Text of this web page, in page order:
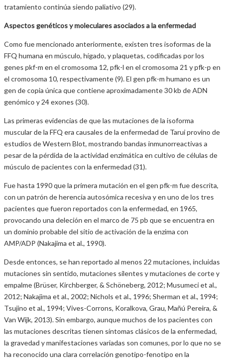
tratamiento continúa siendo paliativo (29).
Aspectos genéticos y moleculares asociados a la enfermedad
Como fue mencionado anteriormente, existen tres isoformas de la
FFQ humana en músculo, hígado, y plaquetas, codificadas por los
genes pkf-m en el cromosoma 12, pfk-l en el cromosoma 21 y pfk-p en
el cromosoma 10, respectivamente (9). El gen pfk-m humano es un
gen de copia única que contiene aproximadamente 30 kb de ADN
genómico y 24 exones (30).
Las primeras evidencias de que las mutaciones de la isoforma
muscular de la FFQ era causales de la enfermedad de Tarui provino de
estudios de Western Blot, mostrando bandas inmunorreactivas a
pesar de la pérdida de la actividad enzimática en cultivo de células de
músculo de pacientes con la enfermedad (31).
Fue hasta 1990 que la primera mutación en el gen pfk-m fue descrita,
con un patrón de herencia autosómica recesiva y en uno de los tres
pacientes que fueron reportados con la enfermedad, en 1965,
provocando una deleción en el marco de 75 pb que se encuentra en
un dominio probable del sitio de activación de la enzima con
AMP/ADP (Nakajima et al., 1990).
Desde entonces, se han reportado al menos 22 mutaciones, incluidas
mutaciones sin sentido, mutaciones silentes y mutaciones de corte y
empalme (Brüser, Kirchberger, & Schöneberg, 2012; Musumeci et al.,
2012; Nakajima et al., 2002; Nichols et al., 1996; Sherman et al., 1994;
Tsujino et al., 1994; Vives-Corrons, Koralkova, Grau, Mañú Pereira, &
Van Wijk, 2013). Sin embargo, aunque muchos de los pacientes con
las mutaciones descritas tienen síntomas clásicos de la enfermedad,
la gravedad y manifestaciones variadas son comunes, por lo que no se
ha reconocido una clara correlación genotipo-fenotipo en la